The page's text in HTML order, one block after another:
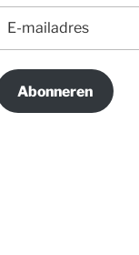
mailadres
Abonneren